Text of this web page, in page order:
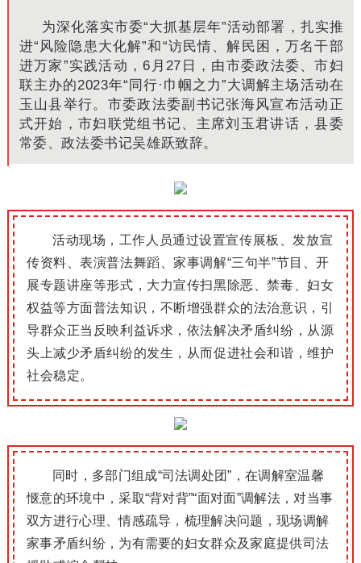
为深化落实市委“大抓基层年”活动部署，扎实推
进“风险隐患大化解”和“访民情、解民困，万名干部
进万家”实践活动，6月27日，由市委政法委、市妇
联主办的2023年“同行·巾帼之力”大调解主场活动在
玉山县举行。市委政法委副书记张海风宣布活动正
式开始，市妇联党组书记、主席刘玉君讲话，县委
常委、政法委书记吴雄跃致辞。
活动现场，工作人员通过设置宣传展板、发放宣
传资料、表演普法舞蹈、家事调解“三句半”节目、开
展专题讲座等形式，大力宣传扫黑除恶、禁毒、妇女
权益等方面普法知识，不断增强群众的法治意识，引
导群众正当反映利益诉求，依法解决矛盾纠纷，从源
头上减少矛盾纠纷的发生，从而促进社会和谐，维护
社会稳定。
同时，多部门组成“司法调处团”，在调解室温馨
惬意的环境中，采取“背对背”“面对面”调解法，对当事
双方进行心理、情感疏导，梳理解决问题，现场调解
家事矛盾纠纷，为有需要的妇女群众及家庭提供司法